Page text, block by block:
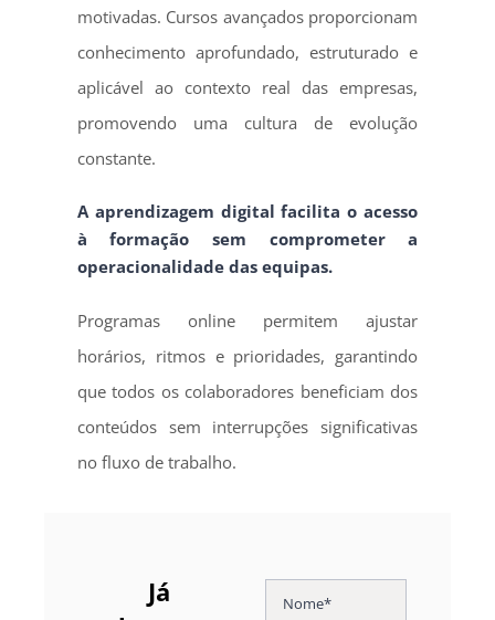
motivadas. Cursos avançados proporcionam
conhecimento aprofundado, estruturado e
aplicável ao contexto real das empresas,
promovendo uma cultura de evolução
constante.
A aprendizagem digital facilita o acesso
à formação sem comprometer a
operacionalidade das equipas.
Programas online permitem ajustar
horários, ritmos e prioridades, garantindo
que todos os colaboradores beneficiam dos
conteúdos sem interrupções significativas
no fluxo de trabalho.
Já